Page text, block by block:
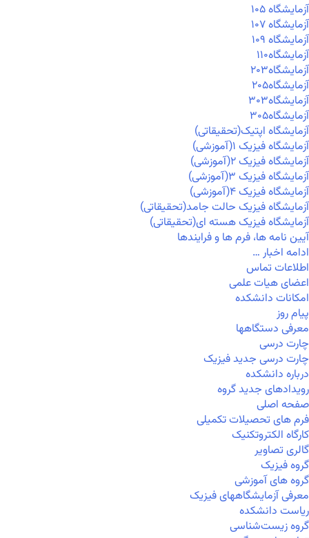
آزمايشگاه ۱۰۵
آزمايشگاه ۱۰۷
آزمايشگاه ۱۰۹
آزمايشگاه۱۱۰
آزمايشگاه۲۰۳
آزمايشگاه۲۰۵
آزمايشگاه۳۰۳
آزمايشگاه۳۰۵
آزمایشگاه اپتیک(تحقیقاتی)
آزمایشگاه فیزیک ۱(آموزشی)
آزمایشگاه فیزیک ۲(آموزشی)
آزمایشگاه فیزیک ۳(آموزشی)
آزمایشگاه فیزیک ۴(آموزشی)
آزمایشگاه فیزیک حالت جامد(تحقیقاتی)
آزمایشگاه فیزیک هسته ای(تحقیقاتی)
آیین نامه ها، فرم ها و فرایندها
ادامه اخبار …
اطلاعات تماس
اعضای هیات علمی
امکانات دانشکده
پیام روز
معرفی دستگاهها
چارت درسی
چارت درسی جدید فیزیک
درباره دانشکده
رویدادهای جدید گروه
صفحه اصلی
فرم های تحصیلات تکمیلی
کارگاه الکتروتکنیک
گالری تصاویر
گروه فیزیک
گروه های آموزشی
معرفی آزمایشگاههای فیزیک
ریاست دانشکده
گروه زیست‌شناسی